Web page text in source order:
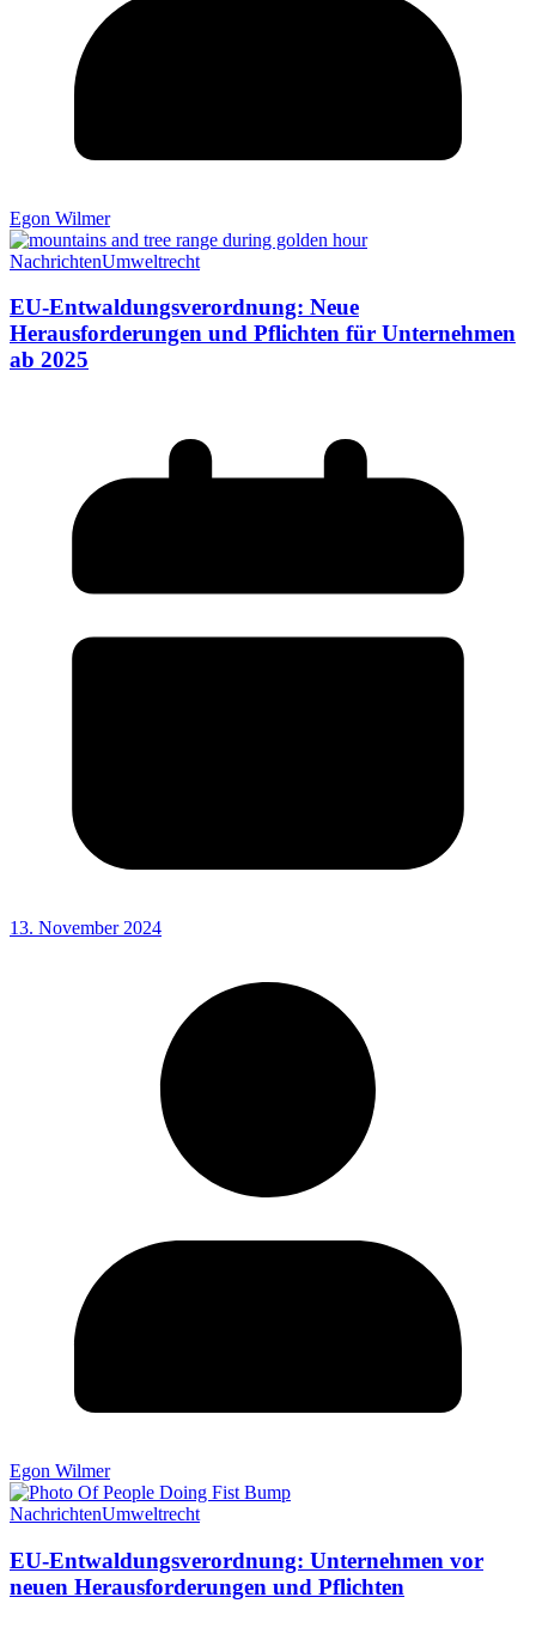
Egon Wilmer
NachrichtenUmweltrecht
EU-Entwaldungsverordnung: Neue
Herausforderungen und Pflichten für Unternehmen
ab 2025
13. November 2024
Egon Wilmer
NachrichtenUmweltrecht
EU-Entwaldungsverordnung: Unternehmen vor
neuen Herausforderungen und Pflichten